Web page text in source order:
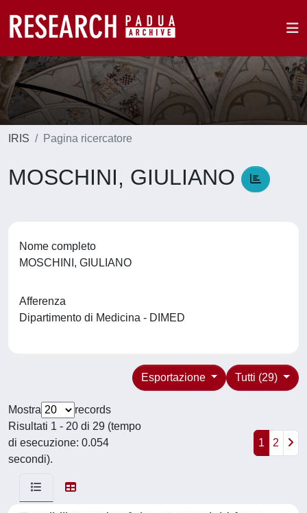
IRIS Pagina ricercatore
MOSCHINI, GIULIANO
Nome completo
MOSCHINI, GIULIANO
Afferenza
Dipartimento di Medicina - DIMED
Tutti (29)
Esportazione
Mostra
records
Risultati 1 - 20 di 29 (tempo
di esecuzione: 0.054
secondi).
1 2